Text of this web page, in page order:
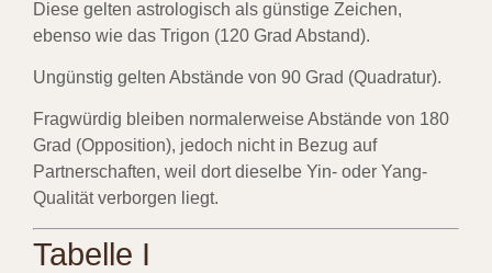
Diese gelten astrologisch als günstige Zeichen,
ebenso wie das Trigon (120 Grad Abstand).
Ungünstig gelten Abstände von 90 Grad (Quadratur).
Fragwürdig bleiben normalerweise Abstände von 180
Grad (Opposition), jedoch nicht in Bezug auf
Partnerschaften, weil dort dieselbe Yin- oder Yang-
Qualität verborgen liegt.
Tabelle I